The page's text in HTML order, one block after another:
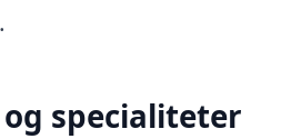
specialiteter